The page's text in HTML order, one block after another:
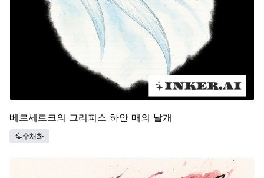
베르세르크의 그리피스 하얀 매의 날개
수채화